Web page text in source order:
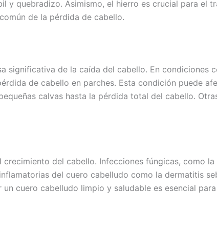
y quebradizo. Asimismo, el hierro es crucial para el
de la pérdida de cabello.
significativa de la caída del cabello. En condiciones
de cabello en parches. Esta condición puede
calvas hasta la pérdida total del cabello.
crecimiento del cabello. Infecciones fúngicas, como
del cuero cabelludo como la dermatitis
cuero cabelludo limpio y saludable es esencial